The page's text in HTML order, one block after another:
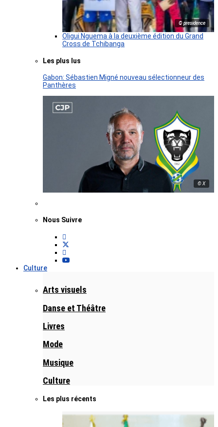
© presidence
Oligui Nguema à la deuxième édition du Grand
Cross de Tchibanga
Les plus lus
Gabon: Sébastien Migné nouveau sélectionneur des
Panthères
© X
Nous Suivre
Culture
Arts visuels
Danse et Théâtre
Livres
Mode
Musique
Culture
Les plus récents